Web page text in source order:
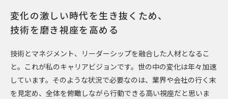
変化の激しい時代を生き抜くため、
技術を磨き視座を高める
技術とマネジメント、リーダーシップを融合した人材となるこ
と。これが私のキャリアビジョンです。世の中の変化は年々加速
しています。そのような状況で必要なのは、業界や会社の行く末
を見定め、全体を俯瞰しながら行動できる高い視座だと思いま